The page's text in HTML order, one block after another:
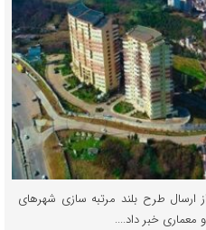
ارسال طرح بلند مرتبه‌ سازی شهرهای
خبر داد....